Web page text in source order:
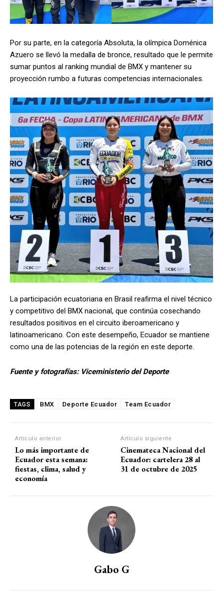
Por su parte, en la categoría Absoluta, la olímpica Doménica
Azuero se llevó la medalla de bronce, resultado que le permite
sumar puntos al ranking mundial de BMX y mantener su
proyección rumbo a futuras competencias internacionales.
La participación ecuatoriana en Brasil reafirma el nivel técnico
y competitivo del BMX nacional, que continúa cosechando
resultados positivos en el circuito iberoamericano y
latinoamericano. Con este desempeño, Ecuador se mantiene
como una de las potencias de la región en este deporte.
Fuente y fotografías: Viceministerio del Deporte
TAGS BMX Deporte Ecuador Team Ecuador
Artículo anterior
Lo más importante de
Ecuador esta semana:
fiestas, clima, salud y
economía
Artículo siguiente
Cinemateca Nacional del
Ecuador: cartelera 28 al
31 de octubre de 2025
Gabo G